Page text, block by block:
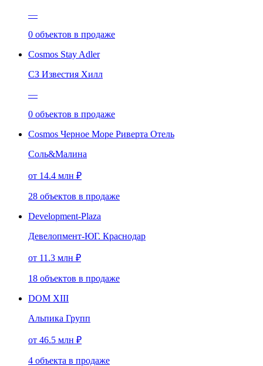
—
0 объектов в продаже
Cosmos Stay Adler
СЗ Известия Хилл
—
0 объектов в продаже
Cosmos Черное Море Риверта Отель
Соль&Малина
от 14.4 млн ₽
28 объектов в продаже
Development-Plaza
Девелопмент-ЮГ. Краснодар
от 11.3 млн ₽
18 объектов в продаже
DOM XIII
Альпика Групп
от 46.5 млн ₽
4 объекта в продаже